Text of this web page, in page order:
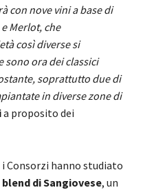
con nove vini a base di
Merlot, che
così diverse si
sono ora dei classici
soprattutto due di
in diverse zone di
a proposito dei
Consorzi hanno studiato
blend di Sangiovese, un